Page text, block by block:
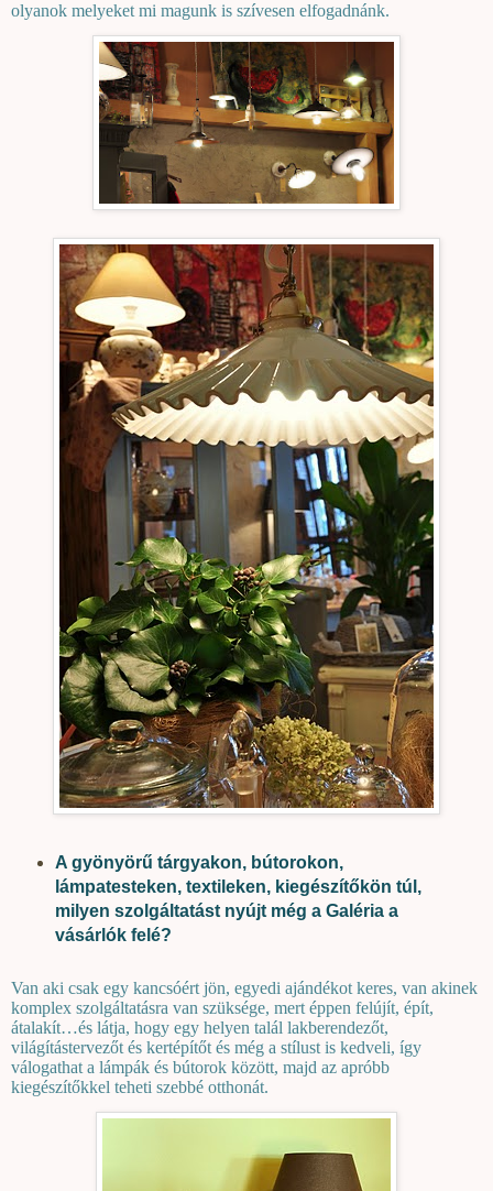
olyanok melyeket mi magunk is szívesen elfogadnánk.
A gyönyörű tárgyakon, bútorokon,
lámpatesteken, textileken, kiegészítőkön túl,
milyen szolgáltatást nyújt még a Galéria a
vásárlók felé?
Van aki csak egy kancsóért jön, egyedi ajándékot keres, van akinek
komplex szolgáltatásra van szüksége, mert éppen felújít, épít,
átalakít…és látja, hogy egy helyen talál lakberendezőt,
világítástervezőt és kertépítőt és még a stílust is kedveli, így
válogathat a lámpák és bútorok között, majd az apróbb
kiegészítőkkel teheti szebbé otthonát.